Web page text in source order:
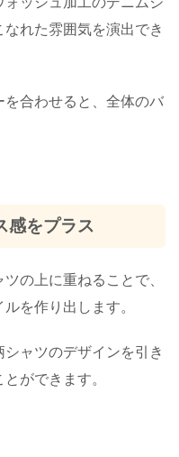
れた雰囲気を演出でき
合わせると、全体のバ
感をプラス
の上に重ねることで、
を作り出します。
ャツのデザインを引き
ができます。